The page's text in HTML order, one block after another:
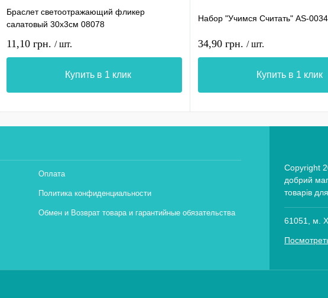
Браслет светоотражающий фликер
салатовый 30х3см 08078
11,10 грн. / шт.
Купить в 1 клик
Набор "Учимся Считать" AS-0034
34,90 грн. / шт.
Купить в 1 клик
Оплата
Политика конфиденциальности
Обмен и Возврат товара и гарантийные обязательства
Copyright
добрий
товарів
61051, м.